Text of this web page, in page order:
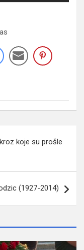
koje su prošle
(1927-2014)